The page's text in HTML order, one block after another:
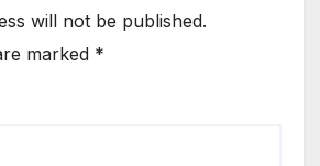
will not be published.
marked *